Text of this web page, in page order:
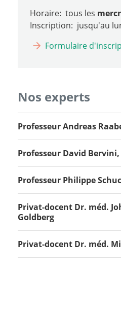
Horaire: tous les
Inscription: jusqu'au
Formulaire
Nos experts
Professeur Andreas
Professeur David
Professeur Philippe
Privat-docent Dr. méd.
Goldberg
Privat-docent Dr. méd.